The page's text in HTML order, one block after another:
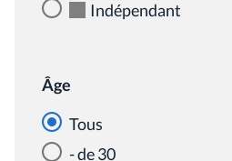
Indépendant
Âge
Tous
- de 30